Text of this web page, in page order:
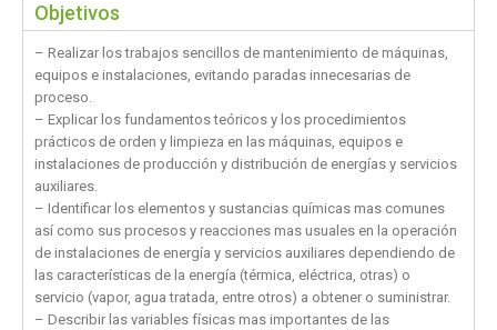
Objetivos
– Realizar los trabajos sencillos de mantenimiento de máquinas,
equipos e instalaciones, evitando paradas innecesarias de
proceso.
– Explicar los fundamentos teóricos y los procedimientos
prácticos de orden y limpieza en las máquinas, equipos e
instalaciones de producción y distribución de energías y servicios
auxiliares.
– Identificar los elementos y sustancias químicas mas comunes
así como sus procesos y reacciones mas usuales en la operación
de instalaciones de energía y servicios auxiliares dependiendo de
las características de la energía (térmica, eléctrica, otras) o
servicio (vapor, agua tratada, entre otros) a obtener o suministrar.
– Describir las variables físicas mas importantes de las